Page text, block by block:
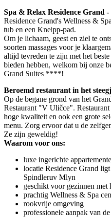
Spa & Relax Residence Grand
Residence Grand's Wellness &
tub en een Kneipp-pad.
Om je lichaam, geest en ziel te
soorten massages voor je
altijd tevreden te zijn met het
bieden hebben, welkom bij onze
Grand Suites ****!
Beroemd restaurant in het
Op de begane grond van het
Restaurant "V Uličce".
hoge kwaliteit en ook een grote
menu. Zorg ervoor dat u de
Ze zijn geweldig!
Waarom voor ons:
luxe ingerichte
locatie Residence Grand
Spindleruv Mlyn
geschikt voor gezinnen met
prachtig Wellness & Spa
rookvrije omgeving
professionele aanpak van